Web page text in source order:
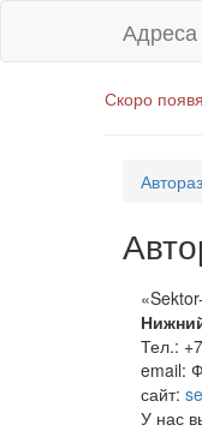
Адреса
Скоро
Тел.:
email:
сайт:
У нас